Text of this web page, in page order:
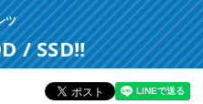
ツ
/ SSD!!